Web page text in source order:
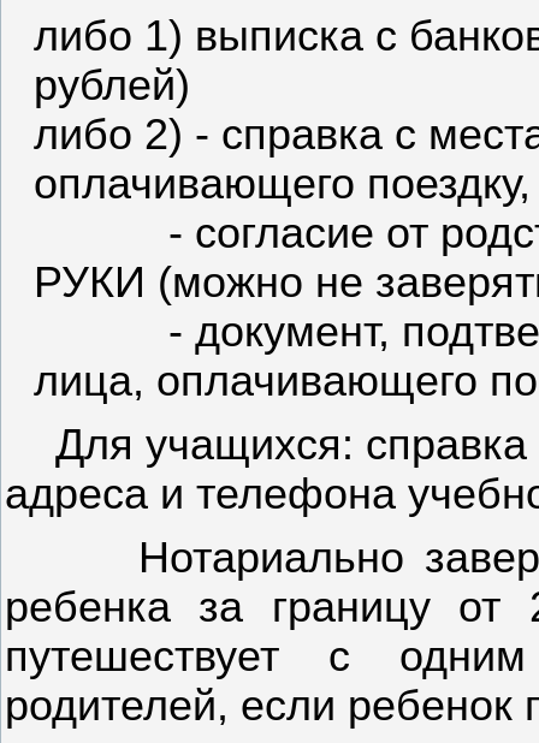
либо 1) выписка с
рублей)
либо 2) - справка с
оплачивающего поездку,
- согласие от
РУКИ (можно не
- документ,
лица, оплачивающего
Для учащихся:
адреса и телефона
Нотариально
ребенка за границу от
путешествует с
родителей, если ребенок